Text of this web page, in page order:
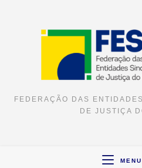
FEDERAÇÃO DAS
DE JUSTIÇA
MENU